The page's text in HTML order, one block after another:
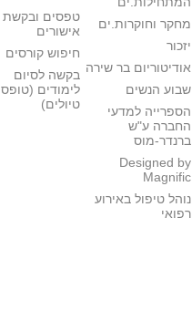
מחקר וחוקרות.ים
יזכור
אודיטוריום בר שירה
שבוע הנשים
הספרייה למדעי
החברה ע"ש
ברנדר-מוס
Designed by
Magnific
נוהל טיפול באירוע
רפואי
טפסים ובקשת
אישורים
חיפוש קורסים
בקשה לסיום
לימודים (טופס
טיולים)